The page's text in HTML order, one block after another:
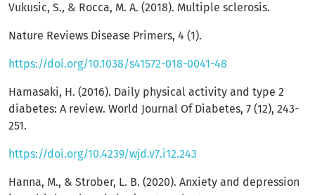
Vukusic, S., & Rocca, M. A. (2018). Multiple sclerosis.
Nature Reviews Disease Primers, 4 (1).
https://doi.org/10.1038/s41572-018-0041-48
Hamasaki, H. (2016). Daily physical activity and type 2
diabetes: A review. World Journal Of Diabetes, 7 (12), 243-
251.
https://doi.org/10.4239/wjd.v7.i12.243
Hanna, M., & Strober, L. B. (2020). Anxiety and depression